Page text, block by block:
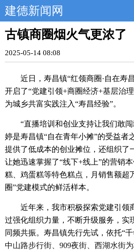
建德新闻网
古镇商圈烟火气更浓了
2025-05-14 08:08
近日，寿昌镇“红领商圈·自在寿
开启了“党建引领+商圈经济+基层治
为城乡共富实践注入“寿昌经验”。
“直播培训和创业支持让我们敢
婷是寿昌镇“自在青年小摊”的受益者
提供了低成本的创业摊位，还组织了
让她迅速掌握了“线下+线上”的营销
糕、鸡蛋糕等特色糕点，月销售额超
圈”党建模式的鲜活样本。
近年来，我市积极探索党建引领
过强化组织力量，不断升级服务，实
同频共振。寿昌镇先行先试，依托“
中山路步行街、909夜街、西湖水街